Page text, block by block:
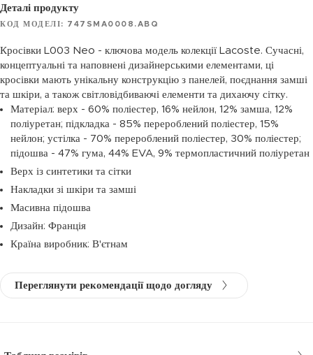
Деталі продукту
КОД МОДЕЛІ: 747SMA0008.ABQ
Кросівки L003 Neo - ключова модель колекції Lacoste. Сучасні,
концептуальні та наповнені дизайнерськими елементами, ці
кросівки мають унікальну конструкцію з панелей, поєднання замші
та шкіри, а також світловідбиваючі елементи та дихаючу сітку.
Матеріал: верх - 60% поліестер, 16% нейлон, 12% замша, 12%
поліуретан; підкладка - 85% перероблений поліестер, 15%
нейлон; устілка - 70% перероблений поліестер, 30% поліестер;
підошва - 47% гума, 44% EVA, 9% термопластичний поліуретан
Верх із синтетики та сітки
Накладки зі шкіри та замші
Масивна підошва
Дизайн: Франція
Країна виробник: В'єтнам
Переглянути рекомендації щодо догляду